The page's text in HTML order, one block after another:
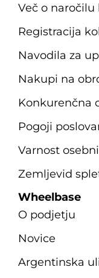
Več o naročilu
Registracija
Navodila za
Nakupi na
Konkurenčna
Pogoji
Varnost
Zemljevid
Wheelbase
O podjetju
Novice
Argentinska